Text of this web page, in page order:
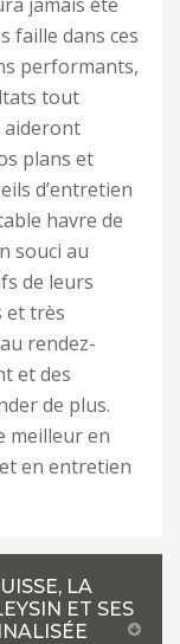
faille dans ces
performants,
tout
aideront
plans et
d’entretien
havre de
souci au
de leurs
et très
rendez-
et des
de plus.
meilleur en
en entretien
LA
ET SES